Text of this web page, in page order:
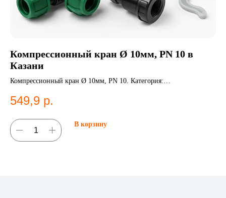
Компрессионный кран Ø 10мм, PN 10 в
Казани
Компрессионный кран Ø 10мм, PN 10. Категория:
549,9 р.
В корзину